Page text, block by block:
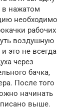
в нажатом
необходимо
рабочих
воздушную
это не всегда
через
бачка,
После того
начинать
выше.